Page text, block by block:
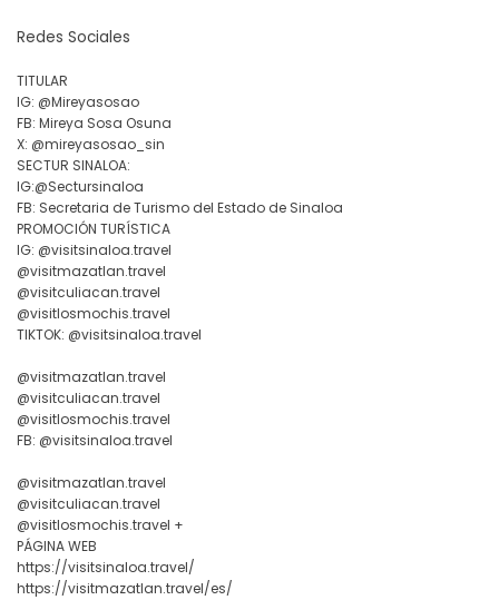
Redes Sociales
TITULAR
IG: @Mireyasosao
FB: Mireya Sosa Osuna
X: @mireyasosao_sin
SECTUR SINALOA:
IG:@Sectursinaloa
FB: Secretaria de Turismo del Estado de Sinaloa
PROMOCIÓN TURÍSTICA
IG: @visitsinaloa.travel
@visitmazatlan.travel
@visitculiacan.travel
@visitlosmochis.travel
TIKTOK: @visitsinaloa.travel
@visitmazatlan.travel
@visitculiacan.travel
@visitlosmochis.travel
FB: @visitsinaloa.travel
@visitmazatlan.travel
@visitculiacan.travel
@visitlosmochis.travel +
PÁGINA WEB
https://visitsinaloa.travel/
https://visitmazatlan.travel/es/